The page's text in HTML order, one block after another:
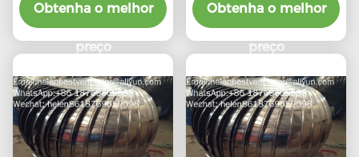
pelo vento, para
oficina de aço
inoxidável
Obtenha o melhor
preço
aço inoxidável
Obtenha o melhor
preço